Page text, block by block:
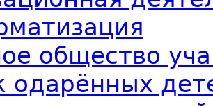
общество
одарённых